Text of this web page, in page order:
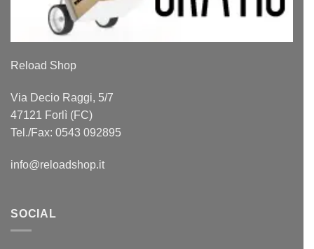
Reload Shop
Via Decio Raggi, 5/7
47121 Forlì (FC)
Tel./Fax: 0543 092895
info@reloadshop.it
SOCIAL